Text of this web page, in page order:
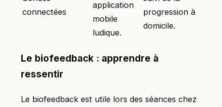
connectées
application
mobile
ludique.
progression à
domicile.
Le biofeedback : apprendre à
ressentir
Le biofeedback est utile lors des séances chez